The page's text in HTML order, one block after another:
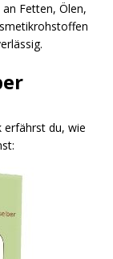
Fetten, Ölen,
du, wie